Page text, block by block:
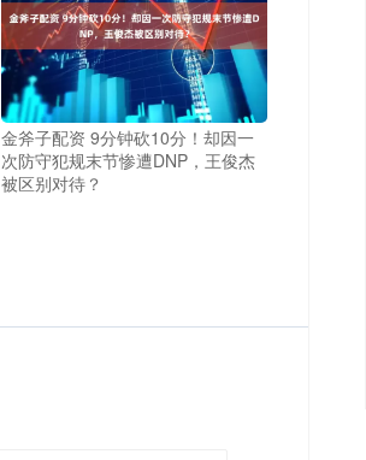
金斧子配资 9分钟砍10分！却因一
次防守犯规末节惨遭DNP，王俊杰
被区别对待？